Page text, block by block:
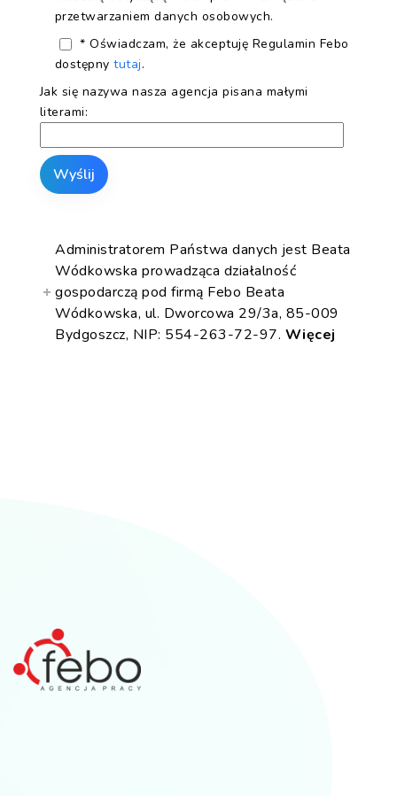
przetwarzaniem danych osobowych.
* Oświadczam, że akceptuję Regulamin Febo
dostępnytutaj.
Jak się nazywa nasza agencja pisana małymi
literami:
Administratorem Państwa danych jest Beata
Wódkowska prowadząca działalność
gospodarczą pod firmą Febo Beata
Wódkowska, ul. Dworcowa 29/3a, 85-009
Bydgoszcz, NIP: 554-263-72-97. Więcej